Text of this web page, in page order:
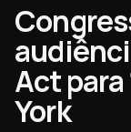
Act para
York